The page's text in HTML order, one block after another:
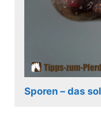
Sporen – das